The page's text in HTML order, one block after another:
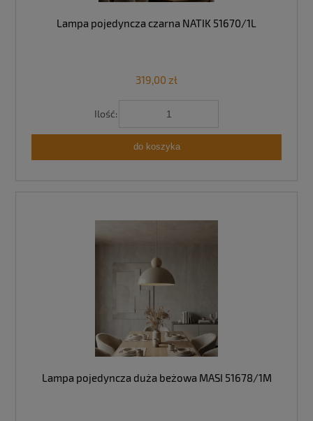
Lampa pojedyncza czarna NATIK 51670/1L
319,00 zł
Ilość:
do koszyka
Lampa pojedyncza duża beżowa MASI 51678/1M